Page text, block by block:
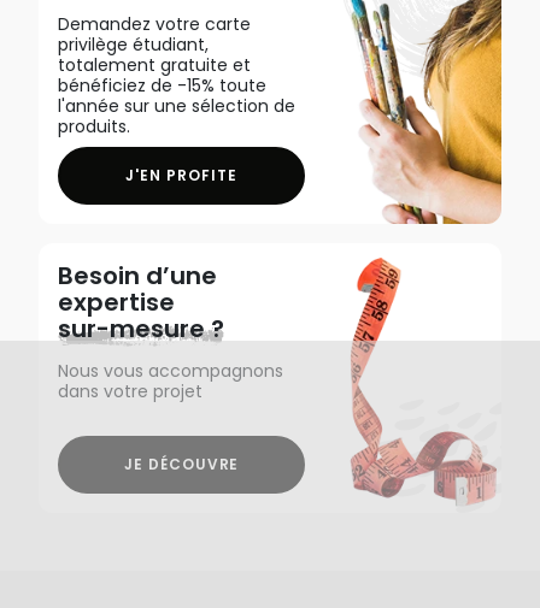
Demandez votre carte
privilège étudiant,
totalement gratuite et
bénéficiez de -15% toute
l'année sur une sélection de
produits.
J'EN PROFITE
Besoin d’une
expertise
sur-mesure ?
Nous vous accompagnons
dans votre projet
JE DÉCOUVRE